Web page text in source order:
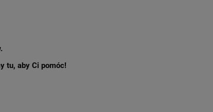
tu, aby Ci pomóc!